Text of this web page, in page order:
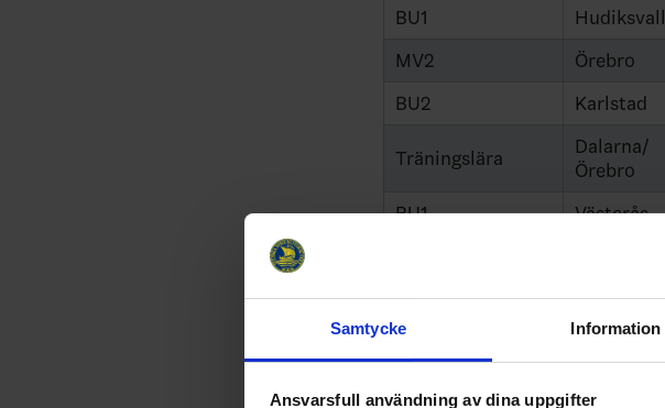
Samtycke Information
Ansvarsfull användning av dina uppgifter
BU1
Hudiksvall
MV2
Örebro
BU2
Karlstad
Träningslära
Dalarna/
Örebro
BU1 Västerås
Grundkurs
Dalarna
Grundkurs
Karlstad